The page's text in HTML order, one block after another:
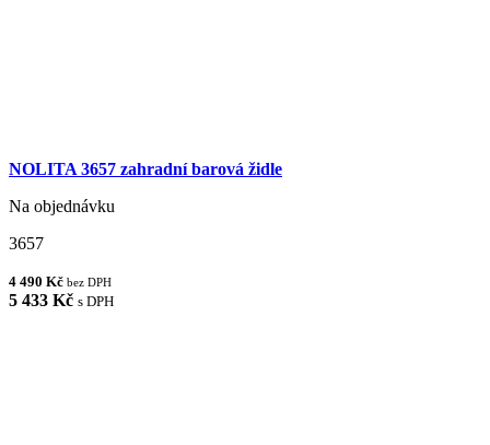
NOLITA 3657 zahradní barová židle
Na objednávku
3657
4 490 Kč bez DPH
5 433 Kč s DPH